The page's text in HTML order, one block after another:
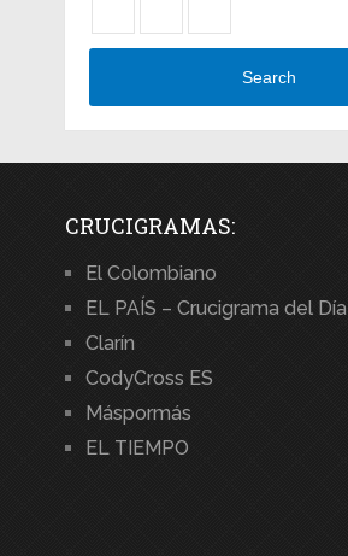
Search
CRUCIGRAMAS:
El Colombiano
EL PAÍS – Crucigrama del Día
Clarín
CodyCross ES
Máspormás
EL TIEMPO